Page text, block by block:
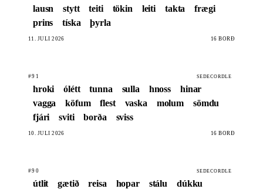
lausn
stytt teiti tökin leiti takta
frægi
prins
tíska þyrla
11. JÚLÍ 2026 16 BORÐ
#91 SEDECORDLE
hroki ólétt tunna sulla hnoss
hinar
vagga
köfum flest vaska molum
sömdu
fjári
sviti borða sviss
10. JÚLÍ 2026 16 BORÐ
#90 SEDECORDLE
útlit gætið reisa hopar stálu
dúkku